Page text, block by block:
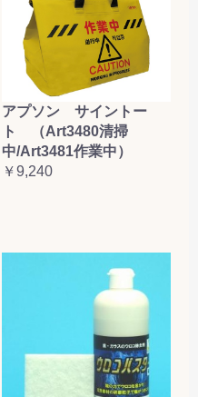
アプソン サイントー
ト （Art3480清掃
中/Art3481作業中）
￥9,240